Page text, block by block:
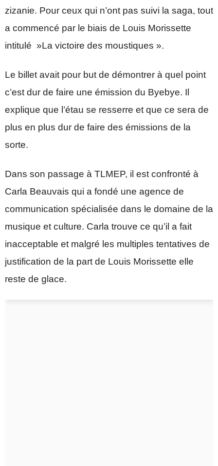
zizanie. Pour ceux qui n’ont pas suivi la saga, tout
a commencé par le biais de Louis Morissette
intitulé »La victoire des moustiques ».
Le billet avait pour but de démontrer à quel point
c’est dur de faire une émission du Byebye. Il
explique que l’étau se resserre et que ce sera de
plus en plus dur de faire des émissions de la
sorte.
Dans son passage à TLMEP, il est confronté à
Carla Beauvais qui a fondé une agence de
communication spécialisée dans le domaine de la
musique et culture. Carla trouve ce qu’il a fait
inacceptable et malgré les multiples tentatives de
justification de la part de Louis Morissette elle
reste de glace.